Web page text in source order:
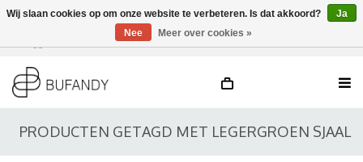
DE / EN
PRODUCTEN GETAGD MET LEGERGROEN SJAAL
Wij slaan cookies op om onze website te verbeteren. Is dat akkoord?
Ja
Nee
Meer over cookies »